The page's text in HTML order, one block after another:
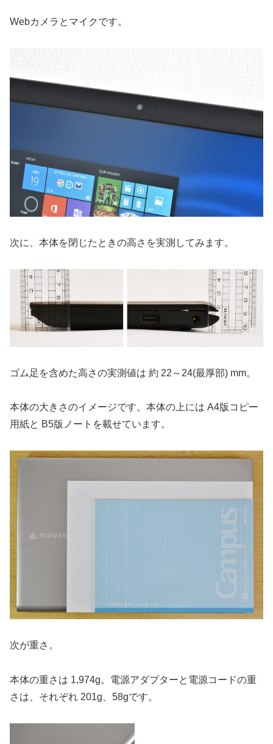
Webカメラとマイクです。
次に、本体を閉じたときの高さを実測してみます。
ゴム足を含めた高さの実測値は 約 22～24(最厚部) mm。
本体の大きさのイメージです。本体の上には A4版コピー
用紙と B5版ノートを載せています。
次が重さ。
本体の重さは 1,974g。電源アダプターと電源コードの重
さは、それぞれ 201g、58gです。